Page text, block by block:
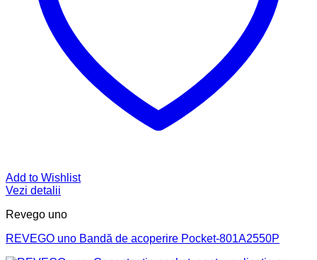
Add to Wishlist
Vezi detalii
Revego uno
REVEGO uno Bandă de acoperire Pocket-801A2550P